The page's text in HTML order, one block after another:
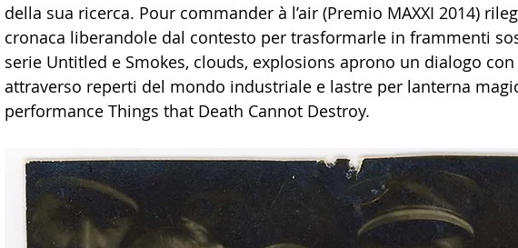
della sua ricerca. Pour commander à l’air (Premio MAXXI 2014)
cronaca liberandole dal contesto per trasformarle in frammenti
serie Untitled e Smokes, clouds, explosions aprono un dialogo
attraverso reperti del mondo industriale e lastre per lanterna
performance Things that Death Cannot Destroy.